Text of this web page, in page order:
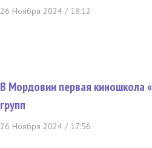
26 Ноября 2024 / 18:12
В Мордовии первая киношкола
групп
26 Ноября 2024 / 17:56